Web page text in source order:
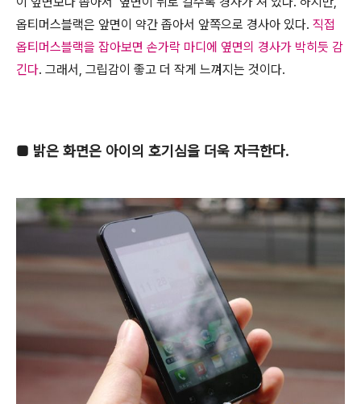
옵티머스블랙은 앞면이 약간 좁아서 앞쪽으로 경사아 있다. 직접
옵티머스블랙을 잡아보면 손가락 마디에 옆면의 경사가 박히듯 감
긴다. 그래서, 그립감이 좋고 더 작게 느껴지는 것이다.
■ 밝은 화면은 아이의 호기심을 더욱 자극한다.